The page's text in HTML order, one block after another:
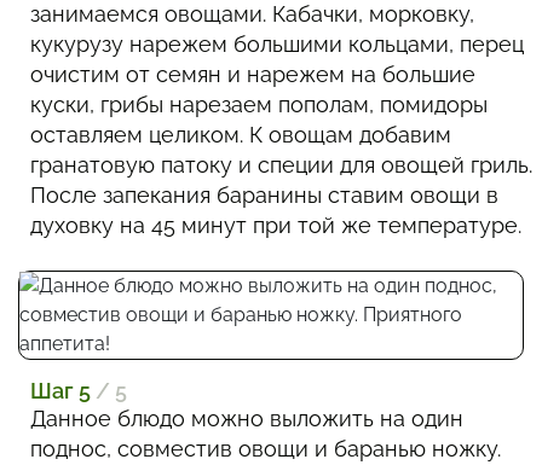
занимаемся овощами. Кабачки, морковку,
кукурузу нарежем большими кольцами, перец
очистим от семян и нарежем на большие
куски, грибы нарезаем пополам, помидоры
оставляем целиком. К овощам добавим
гранатовую патоку и специи для овощей гриль.
После запекания баранины ставим овощи в
духовку на 45 минут при той же температуре.
Шаг 5 / 5
Данное блюдо можно выложить на один
поднос, совместив овощи и баранью ножку.